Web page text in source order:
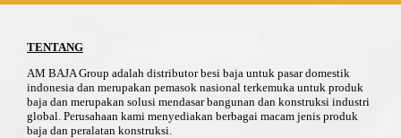
TENTANG
AM BAJA Group adalah distributor besi baja untuk pasar domestik
indonesia dan merupakan pemasok nasional terkemuka untuk produk
baja dan merupakan solusi mendasar bangunan dan konstruksi industri
global. Perusahaan kami menyediakan berbagai macam jenis produk
baja dan peralatan konstruksi.